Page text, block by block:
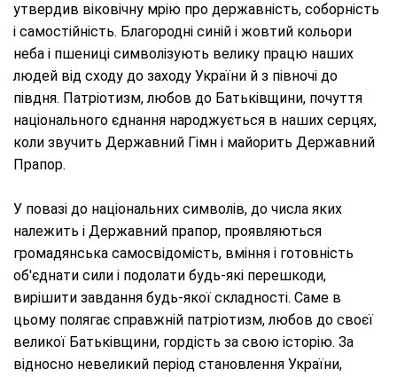
утвердив віковічну мрію про державність, соборність
і самостійність. Благородні синій і жовтий кольори
неба і пшениці символізують велику працю наших
людей від сходу до заходу України й з півночі до
півдня. Патріотизм, любов до Батьківщини, почуття
національного єднання народжується в наших серцях,
коли звучить Державний Гімн і майорить Державний
Прапор.
У повазі до національних символів, до числа яких
належить і Державний прапор, проявляються
громадянська самосвідомість, вміння і готовність
об'єднати сили і подолати будь-які перешкоди,
вирішити завдання будь-якої складності. Саме в
цьому полягає справжній патріотизм, любов до своєї
великої Батьківщини, гордість за свою історію. За
відносно невеликий період становлення України,